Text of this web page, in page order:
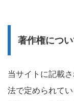
著作権につ
当サイトに記載
法で定められて